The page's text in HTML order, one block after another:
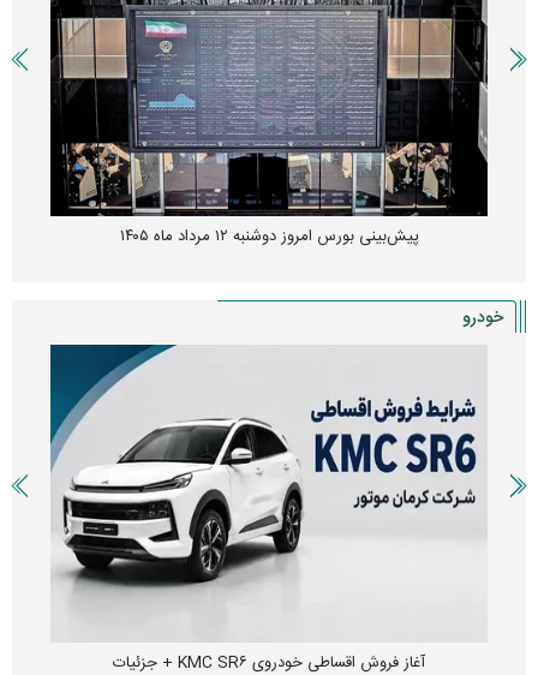
پیش‌بینی بورس امروز دوشنبه ۱۲ مرداد ماه ۱۴۰۵
خودرو
آغاز فروش اقساطی خودروی KMC SR۶ + جزئیات